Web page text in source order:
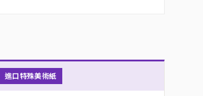
進口特殊美術紙